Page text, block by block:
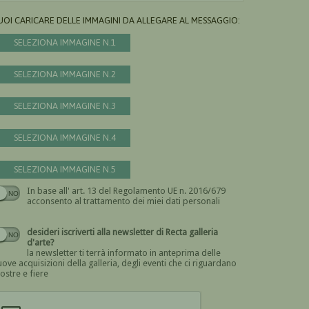
CARICARE DELLE IMMAGINI DA ALLEGARE AL MESSAGGIO:
SELEZIONA IMMAGINE N.1
SELEZIONA IMMAGINE N.2
SELEZIONA IMMAGINE N.3
SELEZIONA IMMAGINE N.4
SELEZIONA IMMAGINE N.5
In base all' art. 13 del Regolamento UE n. 2016/679
acconsento al trattamento dei miei dati personali
Devi dare il consenso
desideri iscriverti alla newsletter di Recta galleria
d'arte?
la newsletter ti terrà informato in anteprima delle
acquisizioni della galleria, degli eventi che ci riguardano
e fiere